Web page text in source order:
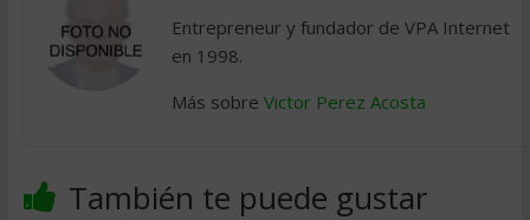
Entrepreneur y fundador de VPA Internet
en 1998.
Más sobre Victor Perez Acosta
También te puede gustar